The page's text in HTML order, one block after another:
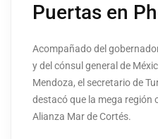
Puertas en
Acompañado del
y del cónsul general de
Mendoza, el secretario de
destacó que la mega región
Alianza Mar de Cortés.